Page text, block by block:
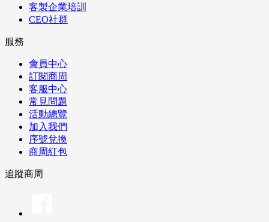
客製企業培訓
CEO社群
服務
會員中心
訂閱商周
客服中心
常見問題
活動總覽
加入我們
序號兌換
商周紅包
追蹤商周